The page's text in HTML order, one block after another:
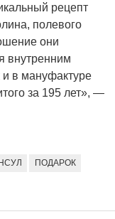
рецепт
полевого
они
внутренним
в мануфактуре
за 195 лет», —
ПОДАРОК